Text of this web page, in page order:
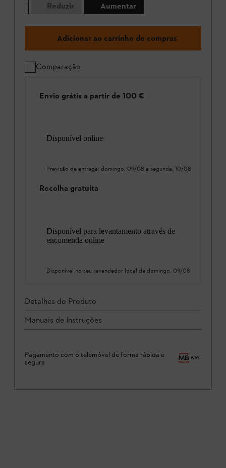
Reduzir
Aumentar
Adicionar ao carrinho de compras
Comparação
Envio grátis a partir de 100 €
Disponível online
Previsão de entrega: domingo, 09/08 a segunda, 10/08
Recolha gratuita
Disponível para levantamento através de
encomenda online
Disponível no seu revendedor local de domingo, 09/08
Detalhes do Produto
Manuais de Instruções
Pagamento com o telemóvel de forma rápida e
segura